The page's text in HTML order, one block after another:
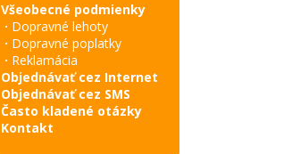
Všeobecné podmienky
· Dopravné lehoty
· Dopravné poplatky
· Reklamácia
Objednávať cez Internet
Objednávať cez SMS
Často kladené otázky
Kontakt